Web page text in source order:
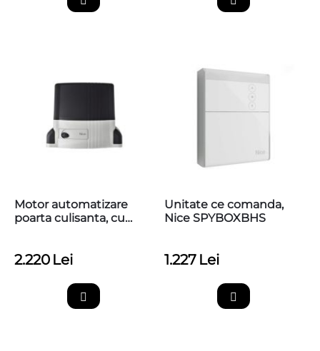
Motor automatizare
poarta culisanta, cu
Nice THOR1500, TH1500
2.220 Lei
Unitate ce comanda,
Nice SPYBOXBHS
1.227 Lei